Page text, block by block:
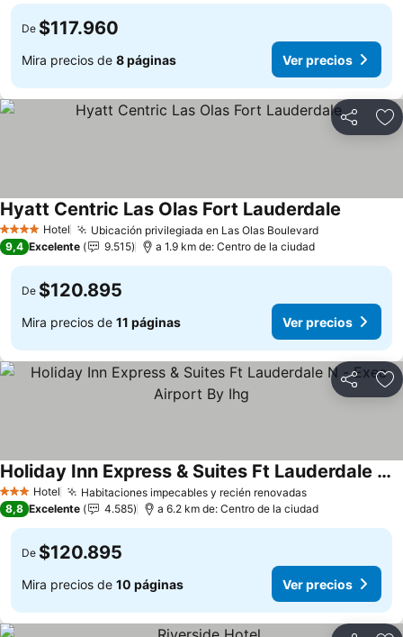
De $117.960
Mira precios de 8 páginas Ver precios
Compartir
4 EstrellasHotel Ubicación privilegiada en Las Olas Boulevard
Hyatt Centric Las Olas Fort Lauderdale
9,4 Excelente 9.515 a 1.9 km de: Centro de la ciudad
De $120.895
Mira precios de 11 páginas Ver precios
Compartir
3 Estrellas
Hotel Habitaciones impecables y recién renovadas
Holiday Inn Express & Suites Ft Lauderdale N - Exec Airport By Ihg
8,8 Excelente 4.585 a 6.2 km de: Centro de la ciudad
De $120.895
Mira precios de 10 páginas Ver precios